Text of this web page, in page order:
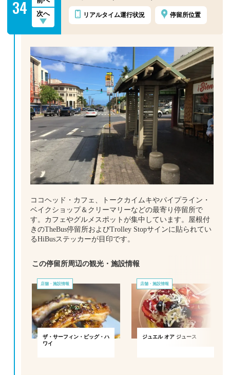
34
次へ
リアルタイム運行状況 停留所位置
ココヘッド・カフェ、トークカイムキやパイプライン・
ベイクショップ＆クリーマリーなどの最寄り停留所で
す。カフェやグルメスポットが集中しています。屋根付
きのTheBus停留所およびTrolley Stopサインに貼られてい
るHiBusステッカーが目印です。
この停留所周辺の観光・施設情報
店舗・施設情報
ザ・サーフィン・ピッグ・ハ
ワイ
店舗・施設情報
ジュエル オア ジュース